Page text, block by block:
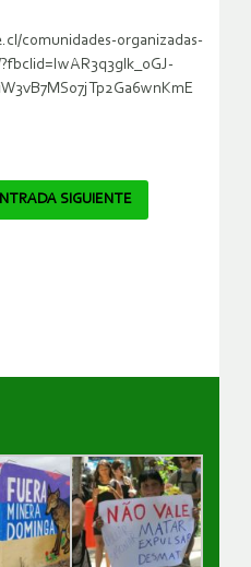
comunidades-organizadas-
SIGUIENTE